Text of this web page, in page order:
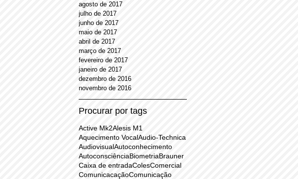
agosto de 2017
julho de 2017
junho de 2017
maio de 2017
abril de 2017
março de 2017
fevereiro de 2017
janeiro de 2017
dezembro de 2016
novembro de 2016
Procurar por tags
Active Mk2Alesis M1
Aquecimento VocalAudio-Technica
AudiovisualAutoconhecimento
AutoconsciênciaBiometriaBrauner
Caixa de entradaColesComercial
ComunicacaçãoComunicação